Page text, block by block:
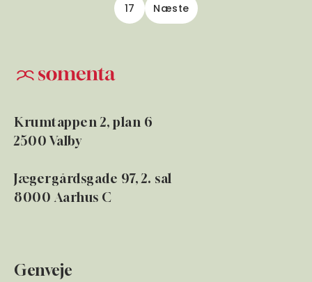
17 Næste
Krumtappen 2, plan 6
2500 Valby
Jægergårdsgade 97, 2. sal
8000 Aarhus C
Genveje